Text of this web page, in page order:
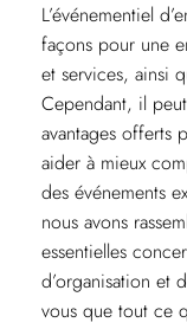
L’événementiel
façons pour une
et services, ainsi
Cependant, il
avantages offerts
aider à mieux
des événements
nous avons
essentielles
d’organisation et
vous que tout ce